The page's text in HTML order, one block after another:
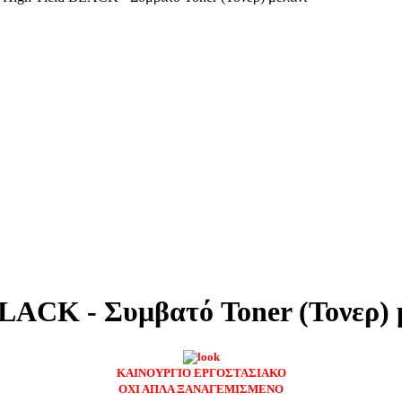
- Συμβατό Toner (Τονερ)
ΚΑΙΝΟΥΡΓΙΟ ΕΡΓΟΣΤΑΣΙΑΚΟ
ΟΧΙ ΑΠΛΑ ΞΑΝΑΓΕΜΙΣΜΕΝΟ